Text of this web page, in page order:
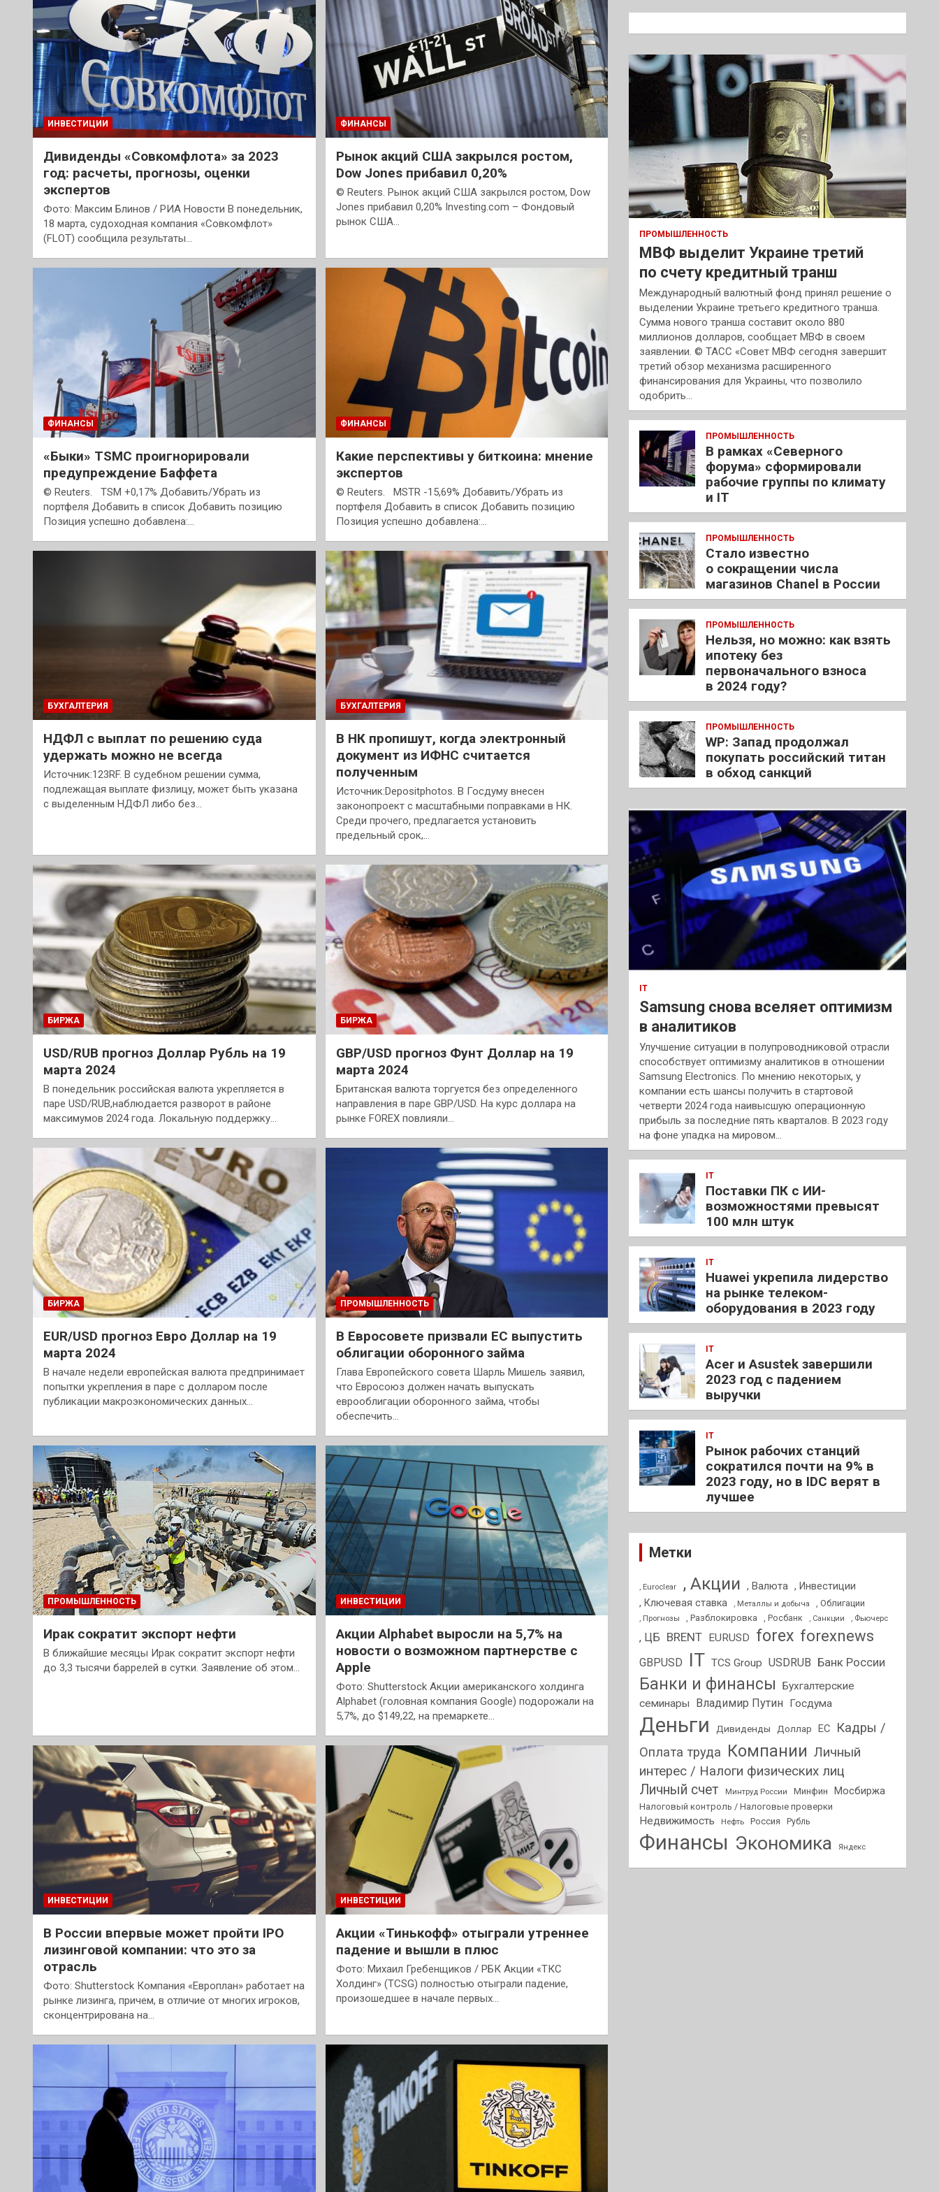
ИНВЕСТИЦИИ
Дивиденды «Совкомфлота» за 2023
год: расчеты, прогнозы, оценки
экспертов
Фото: Максим Блинов / РИА Новости В понедельник,
18 марта, судоходная компания «Совкомфлот»
(FLOT) сообщила результаты…
ФИНАНСЫ
Рынок акций США закрылся ростом,
Dow Jones прибавил 0,20%
© Reuters. Рынок акций США закрылся ростом, Dow
Jones прибавил 0,20% Investing.com – Фондовый
рынок США…
ФИНАНСЫ
«Быки» TSMC проигнорировали
предупреждение Баффета
© Reuters. TSM +0,17% Добавить/Убрать из
портфеля Добавить в список Добавить позицию
Позиция успешно добавлена:…
ФИНАНСЫ
Какие перспективы у биткоина: мнение
экспертов
© Reuters. MSTR -15,69% Добавить/Убрать из
портфеля Добавить в список Добавить позицию
Позиция успешно добавлена:…
БУХГАЛТЕРИЯ
НДФЛ с выплат по решению суда
удержать можно не всегда
Источник:123RF. В судебном решении сумма,
подлежащая выплате физлицу, может быть указана
с выделенным НДФЛ либо без…
БУХГАЛТЕРИЯ
В НК пропишут, когда электронный
документ из ИФНС считается
полученным
Источник:Depositphotos. В Госдуму внесен
законопроект с масштабными поправками в НК.
Среди прочего, предлагается установить
предельный срок,…
БИРЖА
USD/RUB прогноз Доллар Рубль на 19
марта 2024
В понедельник российская валюта укрепляется в
паре USD/RUB,наблюдается разворот в районе
максимумов 2024 года. Локальную поддержку…
БИРЖА
GBP/USD прогноз Фунт Доллар на 19
марта 2024
Британская валюта торгуется без определенного
направления в паре GBP/USD. На курс доллара на
рынке FOREX повлияли…
БИРЖА
EUR/USD прогноз Евро Доллар на 19
марта 2024
В начале недели европейская валюта предпринимает
попытки укрепления в паре с долларом после
публикации макроэкономических данных…
ПРОМЫШЛЕННОСТЬ
В Евросовете призвали ЕС выпустить
облигации оборонного займа
Глава Европейского совета Шарль Мишель заявил,
что Евросоюз должен начать выпускать
еврооблигации оборонного займа, чтобы
обеспечить…
ПРОМЫШЛЕННОСТЬ
Ирак сократит экспорт нефти
В ближайшие месяцы Ирак сократит экспорт нефти
до 3,3 тысячи баррелей в сутки. Заявление об этом…
ИНВЕСТИЦИИ
Акции Alphabet выросли на 5,7% на
новости о возможном партнерстве с
Apple
Фото: Shutterstock Акции американского холдинга
Alphabet (головная компания Google) подорожали на
5,7%, до $149,22, на премаркете…
ИНВЕСТИЦИИ
В России впервые может пройти IPO
лизинговой компании: что это за
отрасль
Фото: Shutterstock Компания «Европлан» работает на
рынке лизинга, причем, в отличие от многих игроков,
сконцентрирована на…
ИНВЕСТИЦИИ
Акции «Тинькофф» отыграли утреннее
падение и вышли в плюс
Фото: Михаил Гребенщиков / РБК Акции «ТКС
Холдинг» (TCSG) полностью отыграли падение,
произошедшее в начале первых…
к
ПРОМЫШЛЕННОСТЬ
МВФ выделит Украине третий
по счету кредитный транш
Международный валютный фонд принял решение о
выделении Украине третьего кредитного транша.
Сумма нового транша составит около 880
миллионов долларов, сообщает МВФ в своем
заявлении. © ТАСС «Совет МВФ сегодня завершит
третий обзор механизма расширенного
финансирования для Украины, что позволило
одобрить…
ПРОМЫШЛЕННОСТЬ
В рамках «Северного
форума» сформировали
рабочие группы по климату
и IT
ПРОМЫШЛЕННОСТЬ
Стало известно
о сокращении числа
магазинов Chanel в России
ПРОМЫШЛЕННОСТЬ
Нельзя, но можно: как взять
ипотеку без
первоначального взноса
в 2024 году?
ПРОМЫШЛЕННОСТЬ
WP: Запад продолжал
покупать российский титан
в обход санкций
IT
Samsung снова вселяет оптимизм
в аналитиков
Улучшение ситуации в полупроводниковой отрасли
способствует оптимизму аналитиков в отношении
Samsung Electronics. По мнению некоторых, у
компании есть шансы получить в стартовой
четверти 2024 года наивысшую операционную
прибыль за последние пять кварталов. В 2023 году
на фоне упадка на мировом…
IT
Поставки ПК с ИИ-
возможностями превысят
100 млн штук
IT
Huawei укрепила лидерство
на рынке телеком-
оборудования в 2023 году
IT
Acer и Asustek завершили
2023 год с падением
выручки
IT
Рынок рабочих станций
сократился почти на 9% в
2023 году, но в IDC верят в
лучшее
Метки
, Euroclear , Акции , Валюта , Инвестиции
, Ключевая ставка
, Металлы и добыча , Облигации
, Прогнозы , Разблокировка , Росбанк , Санкции , Фьючерс
, ЦБ BRENT EURUSD forex forexnews
GBPUSD IT TCS Group USDRUB Банк России
Банки и финансы
Бухгалтерские
семинары
Владимир Путин Госдума
Деньги Дивиденды Доллар ЕС
Кадры /
Оплата труда Компании Личный
интерес / Налоги физических лиц
Личный счет Минтруд России Минфин Мосбиржа
Налоговый контроль / Налоговые проверки
Недвижимость Нефть Россия Рубль
Финансы Экономика Яндекс